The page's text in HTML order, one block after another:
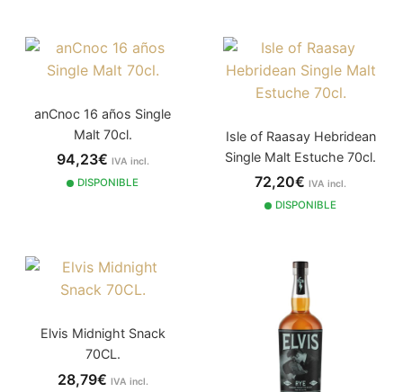
anCnoc 16 años Single
Malt 70cl.
94,23€ IVA incl.
DISPONIBLE
Isle of Raasay Hebridean
Single Malt Estuche 70cl.
72,20€ IVA incl.
DISPONIBLE
Elvis Midnight Snack
70CL.
28,79€ IVA incl.